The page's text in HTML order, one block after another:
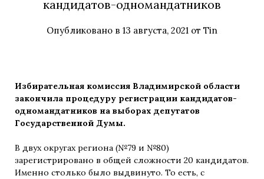
кандидатов-одномандатников
Опубликовано в 13 августа, 2021 от Tin
Избирательная комиссия Владимирской области
закончила процедуру регистрации кандидатов-
одномандатников на выборах депутатов
Государственной Думы.
В двух округах региона (№79 и №80)
зарегистрировано в общей сложности 20 кандидатов.
Именно столько было выдвинуто. То есть, с